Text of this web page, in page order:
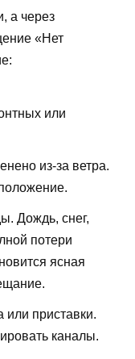
а через
«Нет
или
из-за ветра.
Дождь, снег,
потери
ясная
или приставки.
каналы.